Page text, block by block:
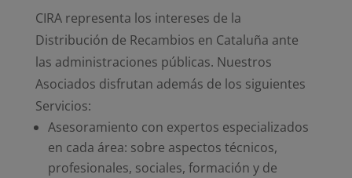
CIRA representa los intereses de la
Distribución de Recambios en Cataluña ante
las administraciones públicas. Nuestros
Asociados disfrutan además de los siguientes
Servicios:
Asesoramiento con expertos especializados
en cada área: sobre aspectos técnicos,
profesionales, sociales, formación y de